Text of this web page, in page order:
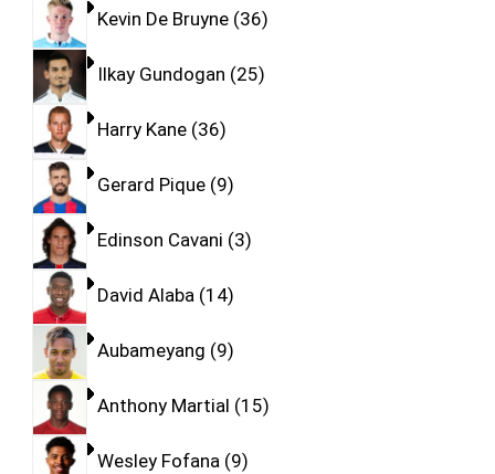
Kevin De Bruyne 36
Ilkay Gundogan 25
Harry Kane 36
Gerard Pique 9
Edinson Cavani 3
David Alaba 14
Aubameyang 9
Anthony Martial 15
Wesley Fofana 9